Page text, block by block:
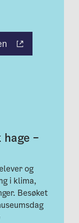
–
og
i klima,
Besøket